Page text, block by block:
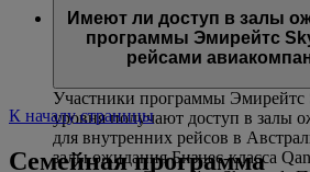
авиакомпаниями Эмирейтс и
возможность недоступна на
выполняемых другими
маршрутах, включающих рейсы
(только на маршрутах, где
по весу).
Платинового и Золотого уровней
услугой приоритетной посадки в
Имеют ли доступ в залы
программы Эмирейтс
рейсами
Участники программы Эмирейтс
уровня получают доступ в залы
для внутренних рейсов в
залы ожидания Бизнес-класса
К началу страницы
Семейная программа